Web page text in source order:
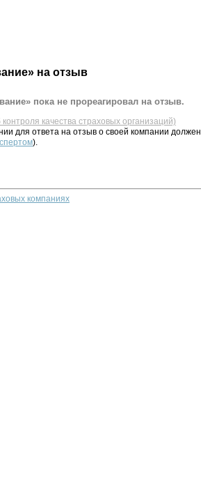
на отзыв
пока не прореагировал на отзыв.
качества страховых организаций)
для ответа на отзыв о своей компании должен
).
компаниях